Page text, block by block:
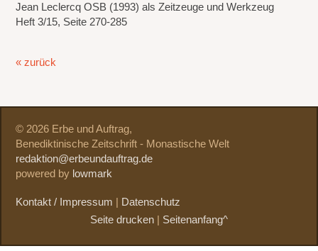
Jean Leclercq OSB (1993) als Zeitzeuge und Werkzeug
Heft 3/15, Seite 270-285
« zurück
© 2026 Erbe und Auftrag,
Benediktinische Zeitschrift - Monastische Welt
redaktion@erbeundauftrag.de
powered by lowmark
Kontakt / Impressum
Datenschutz
Seite drucken
Seitenanfang^